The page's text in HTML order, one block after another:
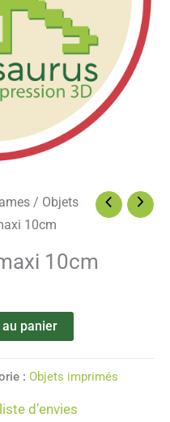
/ Objets
10cm
10cm
panier
: Objets imprimés
d’envies